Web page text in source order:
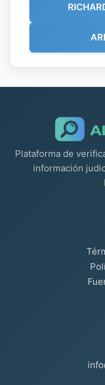
Plataforma de
información